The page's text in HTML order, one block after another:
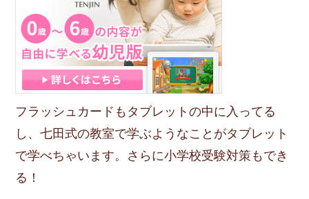
フラッシュカードもタブレットの中に入ってる
し、七田式の教室で学ぶようなことがタブレット
で学べちゃいます。さらに小学校受験対策もでき
る！